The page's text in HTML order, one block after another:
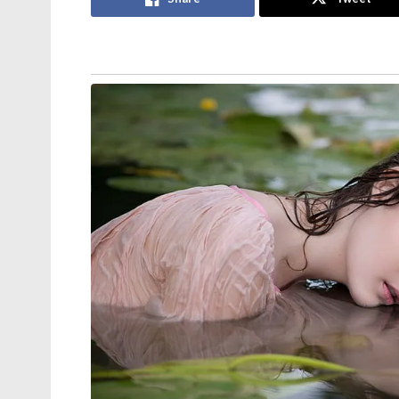
നടത്തി സുഖ്ബീർ സിങ് ബാദൽ ;
കോടതിയിലെ എല്ലാ നടപടികളും
അവസാനിപ്പിച്ചു
പോലീസിന്റെയും കമാൻഡോകളുടെയും
രക്ഷപ്പെടാനായി സ്റ്റേഷന് സമീപമുള്ള
രക്ഷപ്പെടുകയായിരുന്നു. ഈ ദൃശ്യങ്ങൾ
പോലീസ് സ്റ്റേഷൻ ആക്രമണവുമായി
പേരെ ഇതുവരെ പോലീസ് അറസ്റ്റ്
Tags: west bengal tmc trinamool congress